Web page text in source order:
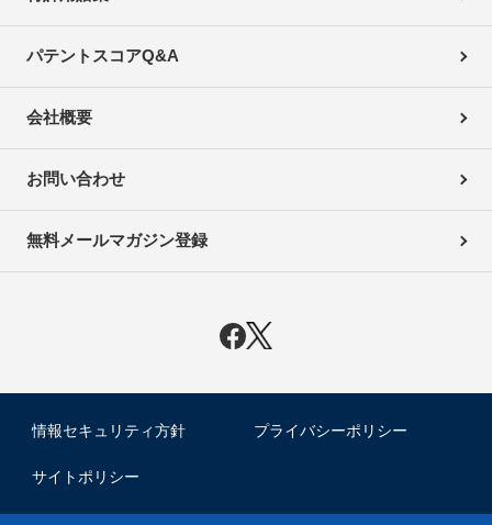
パテントスコアQ&A
会社概要
お問い合わせ
無料メールマガジン登録
情報セキュリティ方針 プライバシーポリシー
サイトポリシー